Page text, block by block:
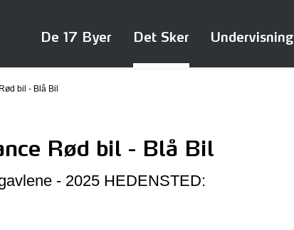
De 17 Byer Det Sker Undervisning
bil - Blå Bil
Rød bil - Blå Bil
- 2025 HEDENSTED: